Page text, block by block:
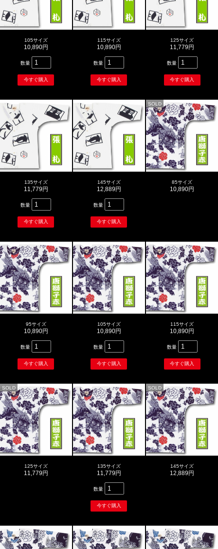
105サイズ
10,890円
数量
115サイズ
10,890円
数量
125サイズ
11,779円
数量
135サイズ
11,779円
数量
145サイズ
12,889円
数量
SOLD
85サイズ
10,890円
95サイズ
10,890円
数量
105サイズ
10,890円
数量
115サイズ
10,890円
数量
SOLD
125サイズ
11,779円
135サイズ
11,779円
数量
SOLD
145サイズ
12,889円